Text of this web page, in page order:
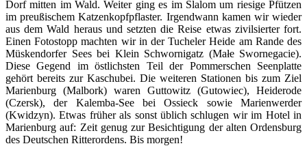
Dorf mitten im Wald. Weiter ging es im Slalom um riesige Pfützen
im preußischem Katzenkopfpflaster. Irgendwann kamen wir wieder
aus dem Wald heraus und setzten die Reise etwas zivilsierter fort.
Einen Fotostopp machten wir in der Tucheler Heide am Rande des
Müskendorfer Sees bei Klein Schwornigatz (Małe Swornegacie).
Diese Gegend im östlichsten Teil der Pommerschen Seenplatte
gehört bereits zur Kaschubei. Die weiteren Stationen bis zum Ziel
Marienburg (Malbork) waren Guttowitz (Gutowiec), Heiderode
(Czersk), der Kalemba-See bei Ossieck sowie Marienwerder
(Kwidzyn). Etwas früher als sonst üblich schlugen wir im Hotel in
Marienburg auf: Zeit genug zur Besichtigung der alten Ordensburg
des Deutschen Ritterordens. Bis morgen!